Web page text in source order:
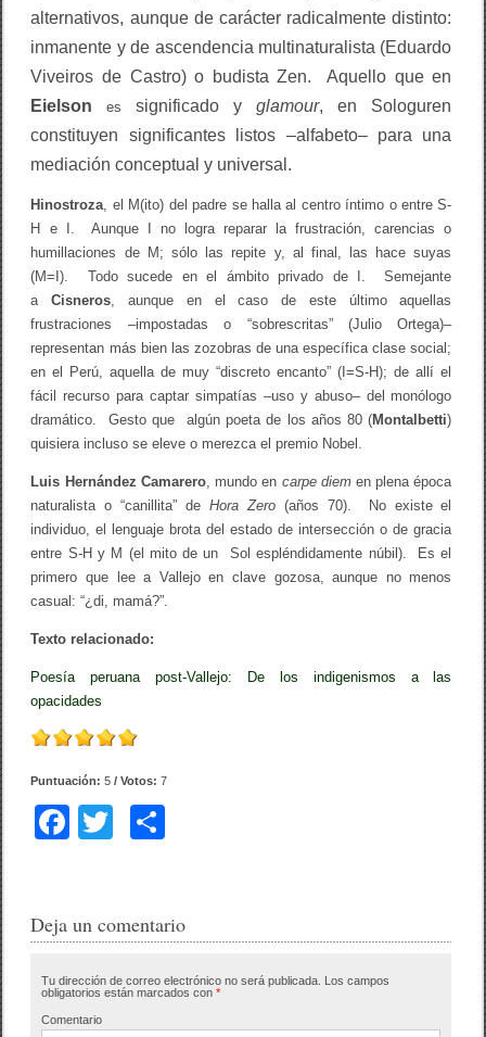
alternativos, aunque de carácter radicalmente distinto:
inmanente y de ascendencia multinaturalista (Eduardo
Viveiros de Castro) o budista Zen. Aquello que en
Eielsones significado yglamour, en Sologuren
constituyen significantes listos –alfabeto– para una
mediación conceptual y universal.
Hinostroza, el M(ito) del padre se halla al centro íntimo o entre S-
H e I. Aunque I no logra reparar la frustración, carencias o
humillaciones de M; sólo las repite y, al final, las hace suyas
(M=I). Todo sucede en el ámbito privado de I. Semejante
aCisneros, aunque en el caso de este último aquellas
frustraciones –impostadas o “sobrescritas” (Julio Ortega)–
representan más bien las zozobras de una específica clase social;
en el Perú, aquella de muy “discreto encanto” (I=S-H); de allí el
fácil recurso para captar simpatías –uso y abuso– del monólogo
dramático. Gesto que algún poeta de los años 80 (Montalbetti)
quisiera incluso se eleve o merezca el premio Nobel.
Luis Hernández Camarero, mundo en carpe diemen plena época
naturalista o “canillita” deHora Zero (años 70). No existe el
individuo, el lenguaje brota del estado de intersección o de gracia
entre S-H y M (el mito de un Sol espléndidamente núbil). Es el
primero que lee a Vallejo en clave gozosa, aunque no menos
casual: “¿di, mamá?”.
Texto relacionado:
Poesía peruana post-Vallejo: De los indigenismos a las
opacidades
Puntuación:5 / Votos:7
F
e
o
er p
tir
Deja un comentario
Tu dirección de correo electrónico no será publicada. Los campos
obligatorios están marcados con*
Comentario